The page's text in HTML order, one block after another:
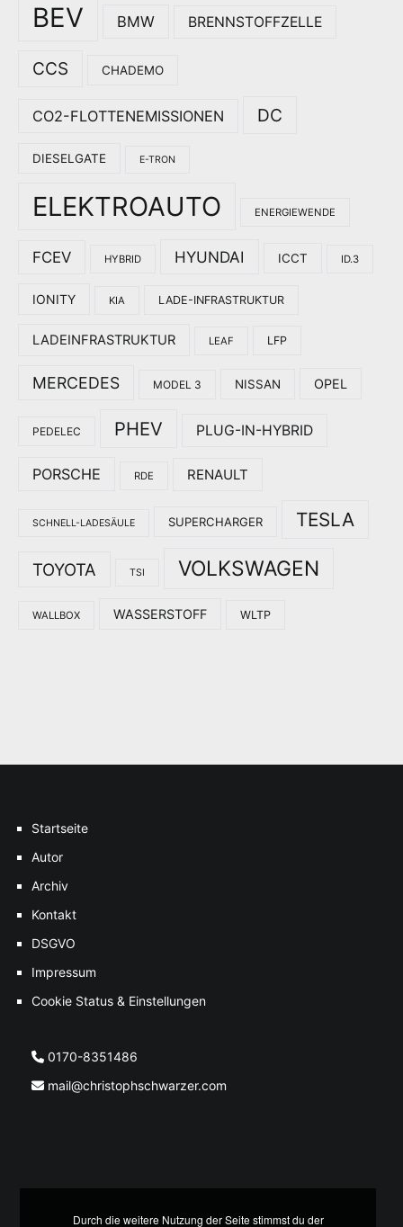
BEV BMW BRENNSTOFFZELLE
CCS CHADEMO
CO2-FLOTTENEMISSIONEN DC
DIESELGATE E-TRON
ELEKTROAUTO ENERGIEWENDE
FCEV HYBRID HYUNDAI ICCT ID.3
IONITY KIA LADE-INFRASTRUKTUR
LADEINFRASTRUKTUR LEAF LFP
MERCEDES MODEL 3 NISSAN OPEL
PEDELEC PHEV PLUG-IN-HYBRID
PORSCHE RDE RENAULT
SCHNELL-LADESÄULE SUPERCHARGER TESLA
TOYOTA TSI VOLKSWAGEN
WALLBOX WASSERSTOFF WLTP
Startseite
Autor
Archiv
Kontakt
DSGVO
Impressum
Cookie Status & Einstellungen
0170-8351486
mail@christophschwarzer.com
Durch die weitere Nutzung der Seite stimmst du der